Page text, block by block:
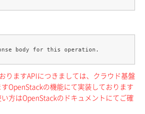
りますAPIにつきましては、クラウド基盤
OpenStackの機能にて実装しております
方はOpenStackのドキュメントにてご確